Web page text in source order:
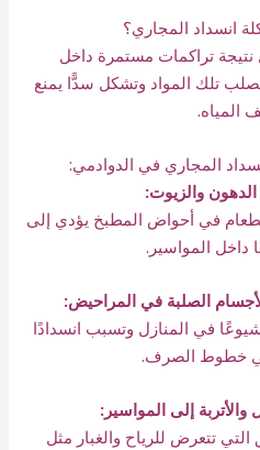
انسداد المجاري؟
نتيجة تراكمات مستمرة داخل
تلك المواد وتشكل سدًّا يمنع
المياه.
المجاري في الدوادمي:
الدهون والزيوت:
في أحواض المطبخ يؤدي إلى
داخل المواسير.
الصلبة في المراحيض:
في المنازل وتسبب انسدادًا
خطوط الصرف.
إلى المواسير:
تتعرض للرياح والغبار مثل